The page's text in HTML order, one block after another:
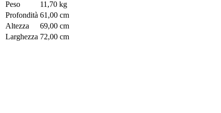
Peso
11,70 kg
Profondità 61,00 cm
Altezza
69,00 cm
Larghezza 72,00 cm